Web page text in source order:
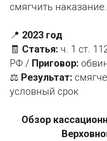
смягчить наказание.
📍 2023 год
🧾 Статья: ч. 1 ст.
РФ / Приговор:
⚖️ Результат:
условный срок
Обзор